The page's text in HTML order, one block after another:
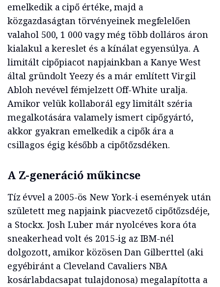
emelkedik a cipő értéke, majd a
közgazdaságtan törvényeinek megfelelően
valahol 500, 1 000 vagy még több dolláros áron
kialakul a kereslet és a kínálat egyensúlya. A
limitált cipőpiacot napjainkban a Kanye West
által gründolt Yeezy és a már említett Virgil
Abloh nevével fémjelzett Off-White uralja.
Amikor velük kollaborál egy limitált széria
megalkotására valamely ismert cipőgyártó,
akkor gyakran emelkedik a cipők ára a
csillagos égig később a cipőtőzsdéken.
A Z-generáció műkincse
Tíz évvel a 2005-ös New York-i események után
született meg napjaink piacvezető cipőtőzsdéje,
a Stockx. Josh Luber már nyolcéves kora óta
sneakerhead volt és 2015-ig az IBM-nél
dolgozott, amikor közösen Dan Gilberttel (aki
egyébiránt a Cleveland Cavaliers NBA
kosárlabdacsapat tulajdonosa) megalapította a